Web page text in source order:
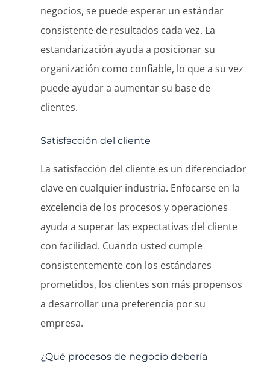
negocios, se puede esperar un estándar
consistente de resultados cada vez. La
estandarización ayuda a posicionar su
organización como confiable, lo que a su vez
puede ayudar a aumentar su base de
clientes.
Satisfacción del cliente
La satisfacción del cliente es un diferenciador
clave en cualquier industria. Enfocarse en la
excelencia de los procesos y operaciones
ayuda a superar las expectativas del cliente
con facilidad. Cuando usted cumple
consistentemente con los estándares
prometidos, los clientes son más propensos
a desarrollar una preferencia por su
empresa.
¿Qué procesos de negocio debería